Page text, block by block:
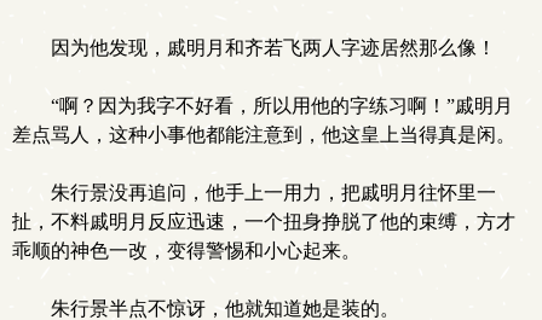
因为他发现，戚明月和齐若飞两人字迹居然那么像！
“啊？因为我字不好看，所以用他的字练习啊！”戚明月
差点骂人，这种小事他都能注意到，他这皇上当得真是闲。
朱行景没再追问，他手上一用力，把戚明月往怀里一
扯，不料戚明月反应迅速，一个扭身挣脱了他的束缚，方才
乖顺的神色一改，变得警惕和小心起来。
朱行景半点不惊讶，他就知道她是装的。